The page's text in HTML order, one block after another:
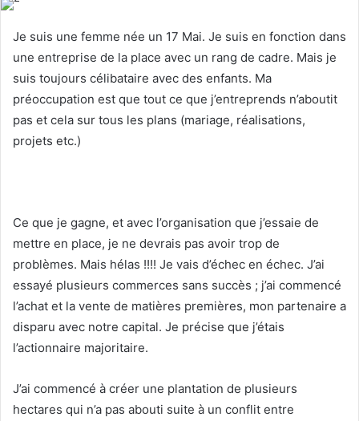
w
o
n
X
n
e
m
a
i
Je suis une femme née un 17 Mai. Je suis en fonction dans
une entreprise de la place avec un rang de cadre. Mais je
suis toujours célibataire avec des enfants. Ma
préoccupation est que tout ce que j’entreprends n’aboutit
pas et cela sur tous les plans (mariage, réalisations,
projets etc.)
Ce que je gagne, et avec l’organisation que j’essaie de
mettre en place, je ne devrais pas avoir trop de
problèmes. Mais hélas !!!! Je vais d’échec en échec. J’ai
essayé plusieurs commerces sans succès ; j’ai commencé
l’achat et la vente de matières premières, mon partenaire a
disparu avec notre capital. Je précise que j’étais
l’actionnaire majoritaire.
J’ai commencé à créer une plantation de plusieurs
hectares qui n’a pas abouti suite à un conflit entre